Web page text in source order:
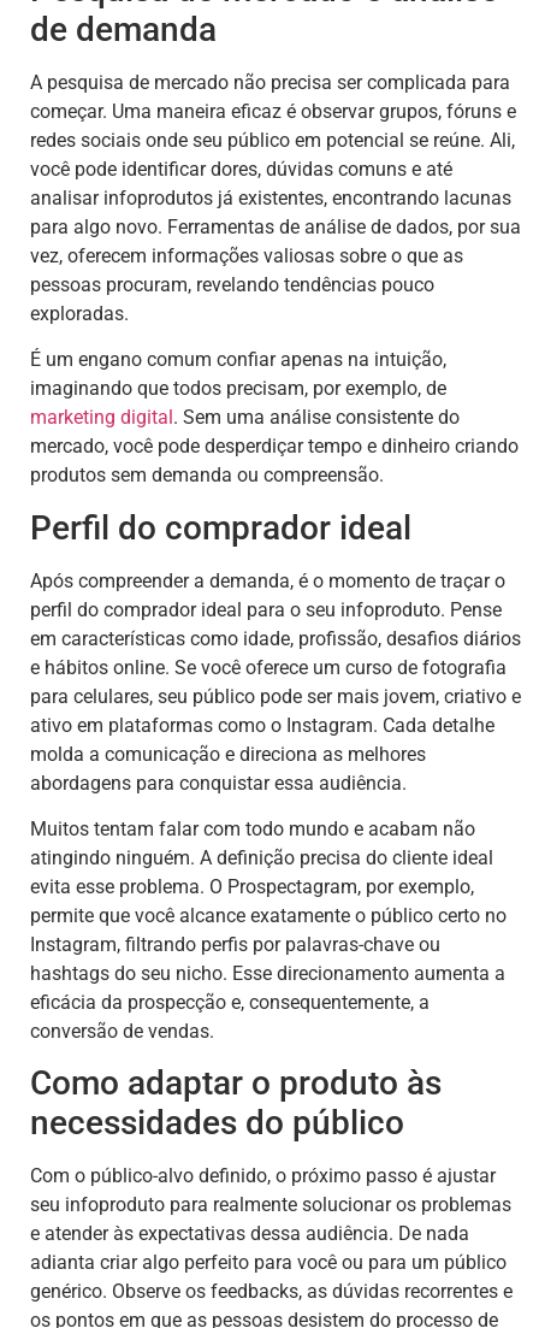
de demanda
A pesquisa de mercado não precisa ser complicada para
começar. Uma maneira eficaz é observar grupos, fóruns e
redes sociais onde seu público em potencial se reúne. Ali,
você pode identificar dores, dúvidas comuns e até
analisar infoprodutos já existentes, encontrando lacunas
para algo novo. Ferramentas de análise de dados, por sua
vez, oferecem informações valiosas sobre o que as
pessoas procuram, revelando tendências pouco
exploradas.
É um engano comum confiar apenas na intuição,
imaginando que todos precisam, por exemplo, de
marketing digital . Sem uma análise consistente do
mercado, você pode desperdiçar tempo e dinheiro criando
produtos sem demanda ou compreensão.
Perfil do comprador ideal
Após compreender a demanda, é o momento de traçar o
perfil do comprador ideal para o seu infoproduto. Pense
em características como idade, profissão, desafios diários
e hábitos online. Se você oferece um curso de fotografia
para celulares, seu público pode ser mais jovem, criativo e
ativo em plataformas como o Instagram. Cada detalhe
molda a comunicação e direciona as melhores
abordagens para conquistar essa audiência.
Muitos tentam falar com todo mundo e acabam não
atingindo ninguém. A definição precisa do cliente ideal
evita esse problema. O Prospectagram, por exemplo,
permite que você alcance exatamente o público certo no
Instagram, filtrando perfis por palavras-chave ou
hashtags do seu nicho. Esse direcionamento aumenta a
eficácia da prospecção e, consequentemente, a
conversão de vendas.
Como adaptar o produto às
necessidades do público
Com o público-alvo definido, o próximo passo é ajustar
seu infoproduto para realmente solucionar os problemas
e atender às expectativas dessa audiência. De nada
adianta criar algo perfeito para você ou para um público
genérico. Observe os feedbacks, as dúvidas recorrentes e
os pontos em que as pessoas desistem do processo de